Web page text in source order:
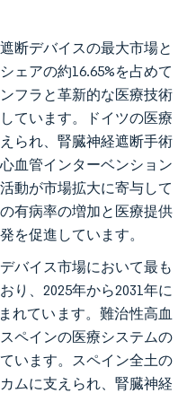
断デバイスの最大市場と
ェアの約16.65%を占めて
フラと革新的な医療技術
ています。ドイツの医療
られ、腎臓神経遮断手術
血管インターベンション
動が市場拡大に寄与して
有病率の増加と医療提供
を促進しています。
バイス市場において最も
り、2025年から2031年に
れています。難治性高血
ペインの医療システムの
います。スペイン全土の
ムに支えられ、腎臓神経